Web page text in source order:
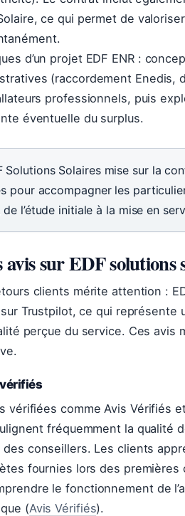
ce qui permet de
d’un projet EDF ENR :
(raccordement Enedis,
professionnels, puis
éventuelle du surplus.
Solutions Solaires mise sur la
pour accompagner les
l’étude initiale à la mise en
avis sur EDF solutions
clients mérite attention :
Trustpilot, ce qui représente
perçue du service. Ces avis
vérifiées comme Avis Vérifiés
fréquemment la qualité
conseillers. Les clients
fournies lors des premières
le fonctionnement de
(Avis Vérifiés).